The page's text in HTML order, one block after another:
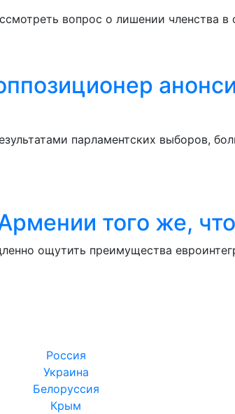
вопрос о лишении членства
парламентских выборов,
того же,
ощутить преимущества
Россия
Украина
Белоруссия
Крым